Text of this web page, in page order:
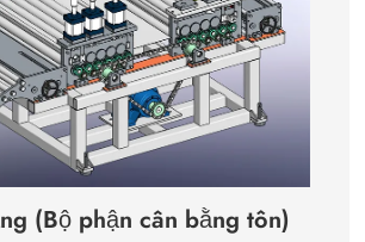
(Bộ phận cân bằng tôn)